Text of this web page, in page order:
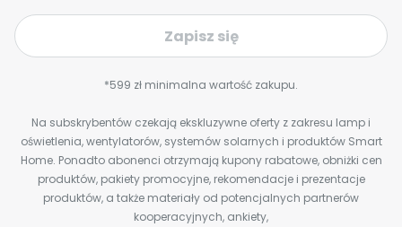
Zapisz się
*599 zł minimalna wartość zakupu.
Na subskrybentów czekają ekskluzywne oferty z zakresu lamp i
oświetlenia, wentylatorów, systemów solarnych i produktów Smart
Home. Ponadto abonenci otrzymają kupony rabatowe, obniżki cen
produktów, pakiety promocyjne, rekomendacje i prezentacje
produktów, a także materiały od potencjalnych partnerów
kooperacyjnych, ankiety,